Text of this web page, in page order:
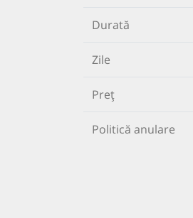
Durată
Zile
Preț
Politică anulare